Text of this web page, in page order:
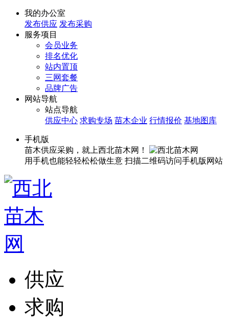
我的办公室
发布供应 发布采购
服务项目
会员业务
排名优化
站内置顶
三网套餐
品牌广告
网站导航
站点导航
供应中心 求购专场 苗木企业 行情报价 基地图库
手机版
苗木供应采购，就上西北苗木网！
用手机也能轻轻松松做生意 扫描二维码访问手机版网站
供应
求购